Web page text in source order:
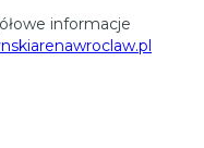
informacje